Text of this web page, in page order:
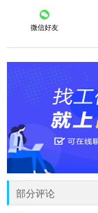
微信好友
部分评论